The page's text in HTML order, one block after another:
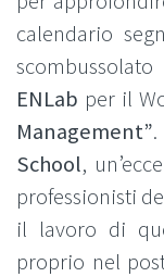
calendario
ENLab per il
Management”
School,
professionisti
il lavoro di
proprio nel